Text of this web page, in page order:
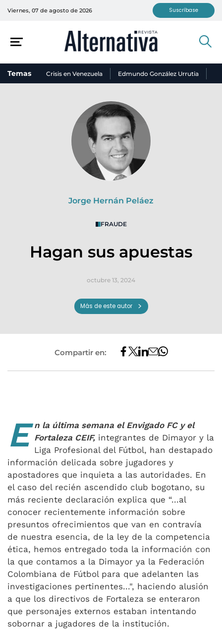
Viernes, 07 de agosto de 2026 Suscríbase
Temas Crisis en Venezuela Edmundo González Urrutia
Jorge Hernán Peláez
FRAUDE
Hagan sus apuestas
octubre 13, 2024
Más de este autor
Compartir en:
E n la última semana el Envigado FC y el
Fortaleza CEIF, integrantes de Dimayor y la
Liga Profesional del Fútbol, han destapado
información delicada sobre jugadores y
apostadores que inquieta a las autoridades. En
el caso del recién ascendido club bogotano, su
más reciente declaración explica que “...al
conocer recientemente información sobre
presuntos ofrecimientos que van en contravía
de nuestra esencia, de la ley de la competencia
ética, hemos entregado toda la información con
la que contamos a la Dimayor ya la Federación
Colombiana de Fútbol para que adelanten las
investigaciones pertinentes...", haciendo alusión
a que los directivos de Fortaleza se enteraron
que personajes externos estaban intentando
sobornar a jugadores de la institución.